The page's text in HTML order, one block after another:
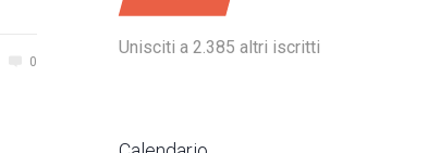
0
Unisciti a 2.385 altri iscritti